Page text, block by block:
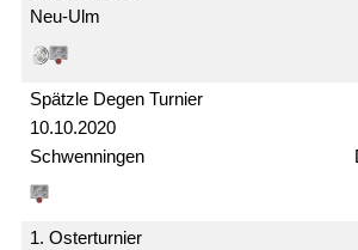
Neu-Ulm
10.10.2020
Spätzle Degen Turnier
Schwenningen
1. Oster­turnier